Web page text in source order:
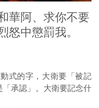
華阿、求你不要
中懲罰我。
式的字，大衛要「被記
承認」。大衛要記念什